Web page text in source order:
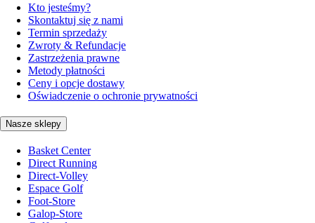
Kto jesteśmy?
Skontaktuj się z nami
Termin sprzedaży
Zwroty & Refundacje
Zastrzeżenia prawne
Metody płatności
Ceny i opcje dostawy
Oświadczenie o ochronie prywatności
Nasze sklepy
Basket Center
Direct Running
Direct-Volley
Espace Golf
Foot-Store
Galop-Store